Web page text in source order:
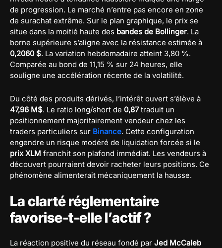
de progression. Le marché n’entre pas encore en zone
de surachat extrême. Sur le plan graphique, le prix se
situe dans la moitié haute des bandes de Bollinger. La
borne supérieure s’aligne avec la résistance estimée à
0,2060 $. La variation hebdomadaire atteint 3,80 %.
Comparée au bond de 11,15 % sur 24 heures, elle
souligne une accélération récente de la volatilité.
Du côté des produits dérivés, l’intérêt ouvert s’élève à
47,96 M$. Le ratio long/short de 0,87traduit un
positionnement majoritairement vendeur chez les
traders particuliers sur Binance. Cette configuration
engendre un risque modéré de liquidation forcée si le
prix XLM franchit son plafond immédiat. Les vendeurs à
découvert pourraient devoir racheter leurs positions. Ce
phénomène alimenterait mécaniquement la hausse.
La clarté réglementaire
favorise-t-elle l’actif ?
La réaction positive du réseau fondé par Jed McCaleb